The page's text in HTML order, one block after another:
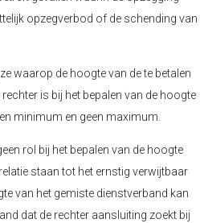
opzegverbod of de schending van
waarop de hoogte van de te betalen
is bij het bepalen van de hoogte
minimum en geen maximum.
rol bij het bepalen van de hoogte
staan tot het ernstig verwijtbaar
van het gemiste dienstverband kan
dat de rechter aansluiting zoekt bij